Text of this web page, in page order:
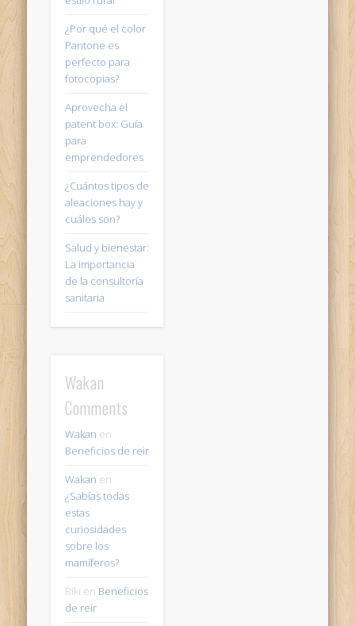
¿Por qué el color
Pantone es
perfecto para
fotocopias?
Aprovecha el
patent box: Guía
para
emprendedores
¿Cuántos tipos de
aleaciones hay y
cuáles son?
Salud y bienestar:
La importancia
de la consultoría
sanitaria
Wakan
Comments
Wakan en
Beneficios de reir
Wakan en
¿Sabías todas
estas
curiosidades
sobre los
mamíferos?
Riki en Beneficios
de reir